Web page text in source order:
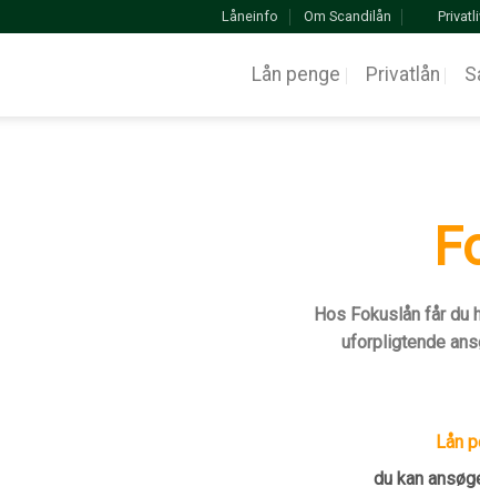
Låneinfo Om Scandilån
Lån penge Privatlån
Hos Fokuslån får du
uforpligtende
Lån
du kan